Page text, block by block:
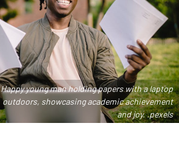
Happy young man holding papers with a laptop
outdoors, showcasing academic achievement
and joy. .pexels